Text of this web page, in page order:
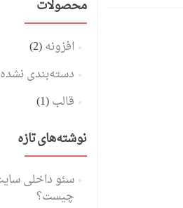
محصولات
افزونه(2)
دسته‌بندی نشده
قالب(1)
نوشته‌های تازه
چیست؟